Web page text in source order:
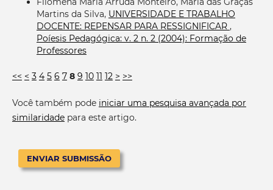
Martins da Silva, UNIVERSIDADE E TRABALHO
DOCENTE: REPENSAR PARA RESSIGNIFICAR ,
Poíesis Pedagógica: v. 2 n. 2 (2004): Formação de
Professores
<< < 3 4 5 6 7 8 9 10 11 12 > >>
Você também pode iniciar uma pesquisa avançada por
similaridadepara este artigo.
ENVIAR SUBMISSÃO